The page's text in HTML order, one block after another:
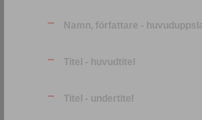
Namn, författare -
Titel - huvudtitel
Titel - undertitel